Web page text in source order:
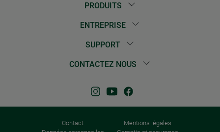
PRODUITS
ENTREPRISE
SUPPORT
CONTACTEZ NOUS
Contact
Mentions légales